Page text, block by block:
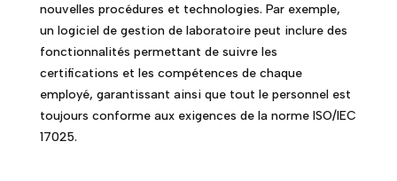
nouvelles procédures et technologies. Par exemple,
un logiciel de gestion de laboratoire peut inclure des
fonctionnalités permettant de suivre les
certifications et les compétences de chaque
employé, garantissant ainsi que tout le personnel est
toujours conforme aux exigences de la norme ISO/IEC
17025.